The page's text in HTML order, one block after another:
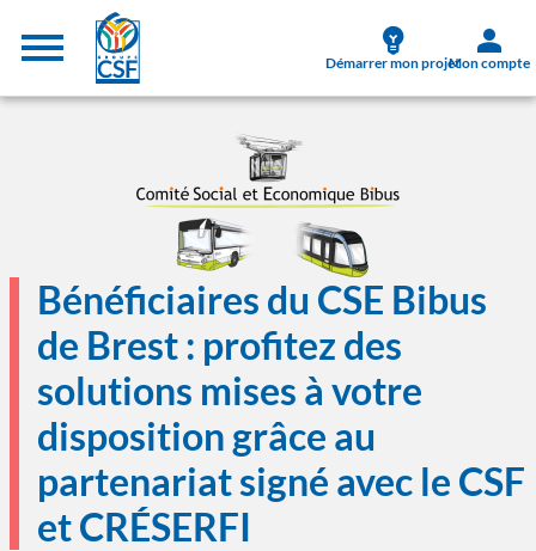
Aller au contenu principal
Démarrer mon projetMon compte
Bénéficiaires du CSE Bibus
de Brest : profitez des
solutions mises à votre
disposition grâce au
partenariat signé avec le CSF
et CRÉSERFI